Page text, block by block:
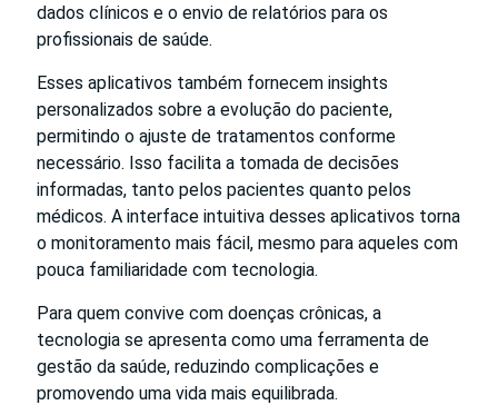
dados clínicos e o envio de relatórios para os
profissionais de saúde.
Esses aplicativos também fornecem insights
personalizados sobre a evolução do paciente,
permitindo o ajuste de tratamentos conforme
necessário. Isso facilita a tomada de decisões
informadas, tanto pelos pacientes quanto pelos
médicos. A interface intuitiva desses aplicativos torna
o monitoramento mais fácil, mesmo para aqueles com
pouca familiaridade com tecnologia.
Para quem convive com doenças crônicas, a
tecnologia se apresenta como uma ferramenta de
gestão da saúde, reduzindo complicações e
promovendo uma vida mais equilibrada.